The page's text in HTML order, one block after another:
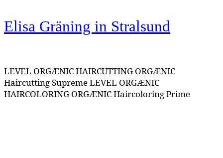
Elisa Gräning in Stralsund
LEVEL ORGÆNIC HAIRCUTTING ORGÆNIC
Haircutting Supreme LEVEL ORGÆNIC
HAIRCOLORING ORGÆNIC Haircoloring Prime